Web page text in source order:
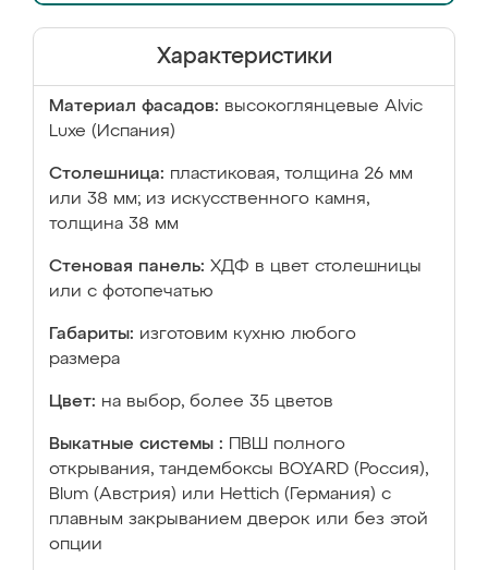
Характеристики
Материал фасадов: высокоглянцевые Аlvic
Luxe (Испания)
Столешница: пластиковая, толщина 26 мм
или 38 мм; из искусственного камня,
толщина 38 мм
Стеновая панель: ХДФ в цвет столешницы
или с фотопечатью
Габариты: изготовим кухню любого
размера
Цвет: на выбор, более 35 цветов
Выкатные системы :
ПВШ полного
открывания, тандембоксы BOYARD (Россия),
Blum (Австрия) или Hettich (Германия) с
плавным закрыванием дверок или без этой
опции